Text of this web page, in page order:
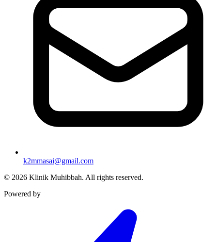
k2mmasai@gmail.com
© 2026 Klinik Muhibbah. All rights reserved.
Powered by